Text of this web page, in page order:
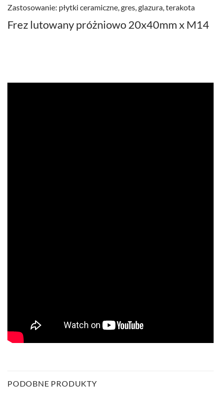
Zastosowanie: płytki ceramiczne, gres, glazura, terakota
Frez lutowany próżniowo 20x40mm x M14
PODOBNE PRODUKTY